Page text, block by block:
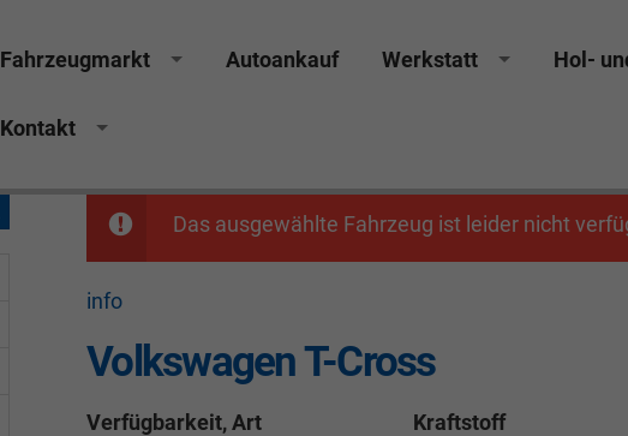
Fahrzeugmarkt Autoankauf Werkstatt Hol-
Kontakt
Das ausgewählte Fahrzeug ist leider nicht
info
Volkswagen T-Cross
Verfügbarkeit, Art Kraftstoff